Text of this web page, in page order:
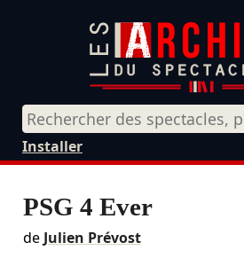
Installer
PSG 4 Ever
de Julien Prévost